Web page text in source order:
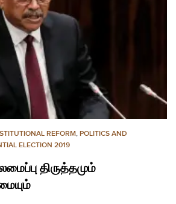
REFORM, POLITICS AND
ELECTION 2019
திருத்தமும்